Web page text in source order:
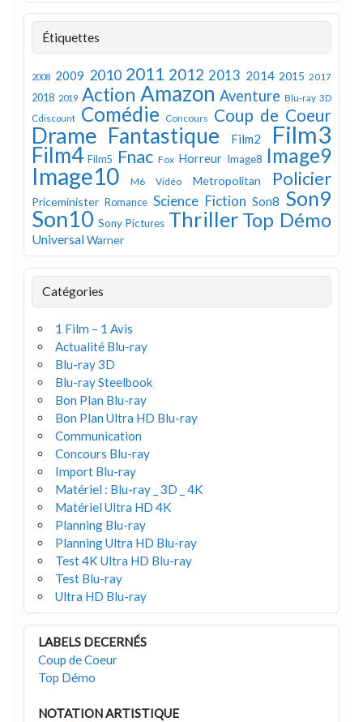
Étiquettes
2008 2009 2010 2011 2012 2013 2014 2015 2017
2018 2019 Action Amazon Aventure Blu-ray 3D
Cdiscount Comédie Concours Coup de Coeur
Drame Fantastique Film2 Film3
Film4 Film5 Fnac Fox Horreur Image8 Image9
Image10 M6 Vidéo Metropolitan Policier
Priceminister Romance Science Fiction Son8 Son9
Son10 Sony Pictures Thriller Top Démo
UniversalWarner
Catégories
1 Film – 1 Avis
Actualité Blu-ray
Blu-ray 3D
Blu-ray Steelbook
Bon Plan Blu-ray
Bon Plan Ultra HD Blu-ray
Communication
Concours Blu-ray
Import Blu-ray
Matériel : Blu-ray _ 3D _ 4K
Matériel Ultra HD 4K
Planning Blu-ray
Planning Ultra HD Blu-ray
Test 4K Ultra HD Blu-ray
Test Blu-ray
Ultra HD Blu-ray
LABELS DECERNÉS
Coup de Coeur
Top Démo
NOTATION ARTISTIQUE